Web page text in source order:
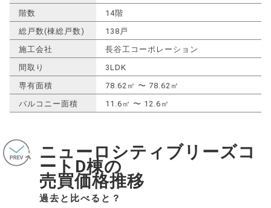
階数
14階
総戸数(棟総戸数)
138戸
施工会社
長谷工コーポレーション
間取り
3LDK
専有面積
78.62㎡ 〜 78.62㎡
バルコニー面積
11.6㎡ 〜 12.6㎡
ニューロシティブリーズコ
ートD棟の
売買価格推移
過去と比べると？